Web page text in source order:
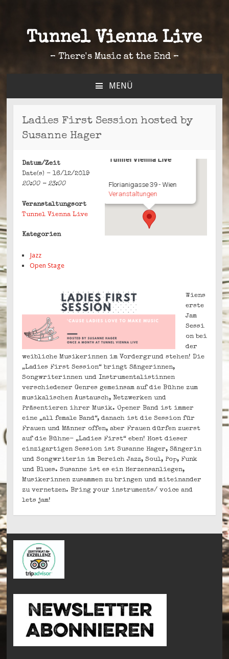
Tunnel Vienna Live
– There's Music at the End –
MENÜ
SPRINGEN
Ladies First Session hosted by
Susanne Hager
Tunnel Vienna Live
Florianigasse 39 - Wien
Veranstaltungen
Datum/Zeit
Date(s) - 16/12/2019
20:00 - 23:00
Veranstaltungsort
Tunnel Vienna Live
Kategorien
Jazz
Open Stage
Wiens
erste
Jam
Sessi
on bei
der
weibliche Musikerinnen im Vordergrund stehen! Die
„Ladies First Session“ bringt Sängerinnen,
Songwriterinnen und Instrumentalistinnen
verschiedener Genres gemeinsam auf die Bühne zum
musikalischen Austausch, Netzwerken und
Präsentieren ihrer Musik. Opener Band ist immer
eine „all female Band“, danach ist die Session für
Frauen und Männer offen, aber Frauen dürfen zuerst
auf die Bühne- „Ladies First“ eben! Host dieser
einzigartigen Session ist Susanne Hager, Sängerin
und Songwriterin im Bereich Jazz, Soul, Pop, Funk
und Blues. Susanne ist es ein Herzensanliegen,
Musikerinnen zusammen zu bringen und miteinander
zu vernetzen. Bring your instruments/ voice and
lets jam!